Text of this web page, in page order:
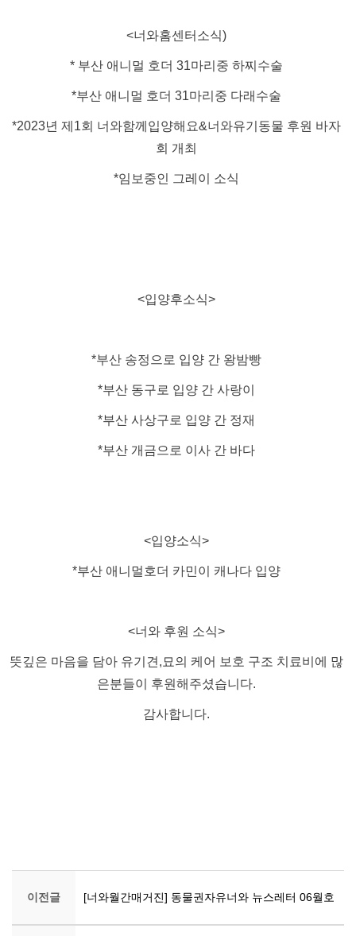
<너와홈센터소식)
* 부산 애니멀 호더 31마리중 하찌수술
*부산 애니멀 호더 31마리중 다래수술
*2023년 제1회 너와함께입양해요&너와유기동물 후원 바자
회 개최
*임보중인 그레이 소식
<입양후소식>
*부산 송정으로 입양 간 왕밤빵
*부산 동구로 입양 간 사랑이
*부산 사상구로 입양 간 정재
*부산 개금으로 이사 간 바다
<입양소식>
*부산 애니멀호더 카민이 캐나다 입양
​<너와 후원 소식>
뜻깊은 마음을 담아 유기견,묘의 케어 보호 구조 치료비에 많
은분들이 후원해주셨습니다.
감사합니다.
이전글 [너와월간매거진] 동물권자유너와 뉴스레터 06월호